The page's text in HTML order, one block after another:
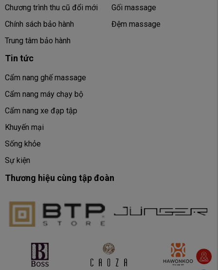
Chương trình thu cũ đổi mới
Chính sách bảo hành
Trung tâm bảo hành
Gối massage
Đệm massage
Tin tức
Cẩm nang ghế massage
Cẩm nang máy chạy bộ
Cẩm nang xe đạp tập
Khuyến mại
Sống khỏe
Sự kiện
Thương hiệu cùng tập đoàn